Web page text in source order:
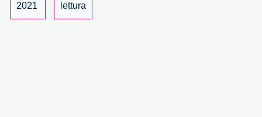
2021
lettura